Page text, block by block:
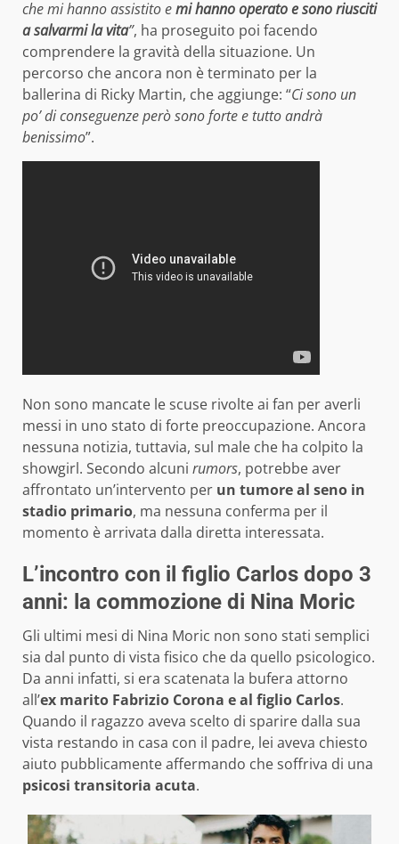
che mi hanno assistito emi hanno operato e sono riusciti
a salvarmi la vita”, ha proseguito poi facendo
comprendere la gravità della situazione. Un
percorso che ancora non è terminato per la
ballerina di Ricky Martin, che aggiunge: “Ci sono un
po’ di conseguenze però sono forte e tutto andrà
benissimo”.
Non sono mancate le scuse rivolte ai fan per averli
messi in uno stato di forte preoccupazione. Ancora
nessuna notizia, tuttavia, sul male che ha colpito la
showgirl. Secondo alcuni rumors, potrebbe aver
affrontato un’intervento per un tumore al seno in
stadio primario, ma nessuna conferma per il
momento è arrivata dalla diretta interessata.
L’incontro con il figlio Carlos dopo 3
anni: la commozione di Nina Moric
Gli ultimi mesi di Nina Moric non sono stati semplici
sia dal punto di vista fisico che da quello psicologico.
Da anni infatti, si era scatenata la bufera attorno
all’ex marito Fabrizio Corona e al figlio Carlos.
Quando il ragazzo aveva scelto di sparire dalla sua
vista restando in casa con il padre, lei aveva chiesto
aiuto pubblicamente affermando che soffriva di una
psicosi transitoria acuta.